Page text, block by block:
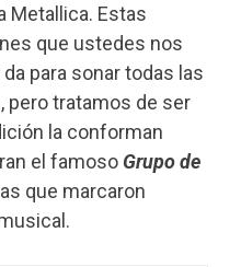
Metallica. Estas
que ustedes nos
para sonar todas las
pero tratamos de ser
la conforman
el famoso Grupo de
que marcaron